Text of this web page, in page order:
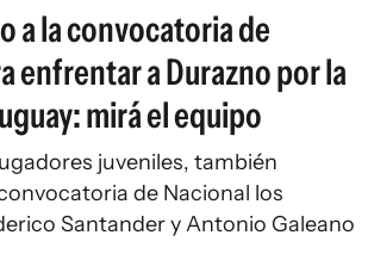
a la convocatoria de
enfrentar a Durazno por la
mirá el equipo
juveniles, también
de Nacional los
Santander y Antonio Galeano